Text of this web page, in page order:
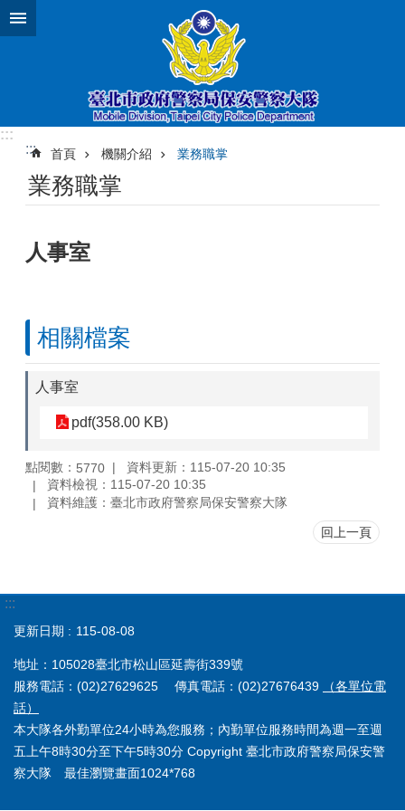
跳到主要內容區塊
:::
:::
首頁 機關介紹 業務職掌
業務職掌
人事室
相關檔案
人事室
pdf(358.00 KB)
點閱數： 5770
資料更新：115-07-20 10:35
資料檢視：115-07-20 10:35
資料維護：臺北市政府警察局保安警察大隊
回上一頁
:::
更新日期 115-08-08
地址：105028臺北市松山區延壽街339號
服務電話：(02)27629625 傳真電話：(02)27676439
（各單位電
話）
本大隊各外勤單位24小時為您服務；內勤單位服務時間為週一至週
五上午8時30分至下午5時30分 Copyright 臺北市政府警察局保安警
察大隊 最佳瀏覽畫面1024*768